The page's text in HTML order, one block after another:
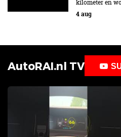
kilometer en
4 aug
AutoRAI.nl TV